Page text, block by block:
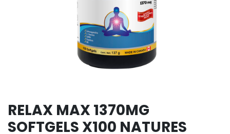
RELAX MAX 1370MG
SOFTGELS X100 NATURES